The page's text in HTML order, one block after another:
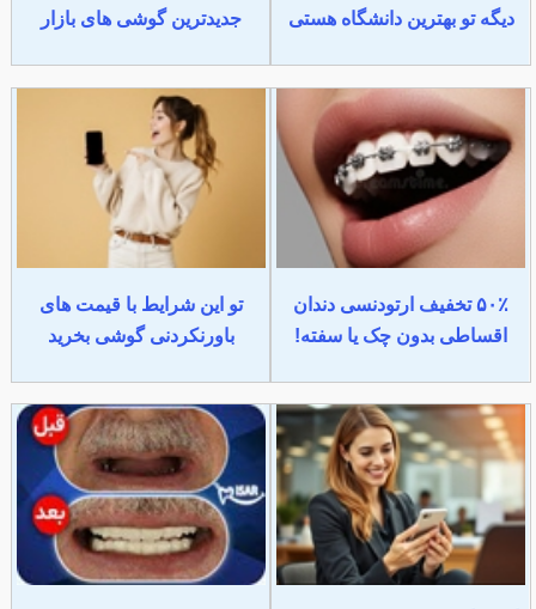
دیگه تو بهترین دانشگاه هستی
جدیدترین گوشی های بازار
۵۰٪ تخفیف ارتودنسی دندان
اقساطی بدون چک یا سفته!
تو این شرایط با قیمت های
باورنکردنی گوشی بخرید